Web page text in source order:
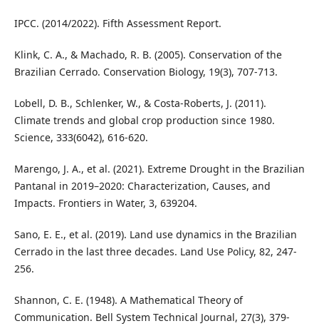
IPCC. (2014/2022). Fifth Assessment Report.
Klink, C. A., & Machado, R. B. (2005). Conservation of the
Brazilian Cerrado. Conservation Biology, 19(3), 707-713.
Lobell, D. B., Schlenker, W., & Costa-Roberts, J. (2011).
Climate trends and global crop production since 1980.
Science, 333(6042), 616-620.
Marengo, J. A., et al. (2021). Extreme Drought in the Brazilian
Pantanal in 2019–2020: Characterization, Causes, and
Impacts. Frontiers in Water, 3, 639204.
Sano, E. E., et al. (2019). Land use dynamics in the Brazilian
Cerrado in the last three decades. Land Use Policy, 82, 247-
256.
Shannon, C. E. (1948). A Mathematical Theory of
Communication. Bell System Technical Journal, 27(3), 379-